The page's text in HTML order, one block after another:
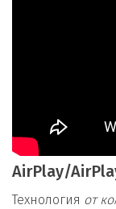
AirPlay/
Технология от